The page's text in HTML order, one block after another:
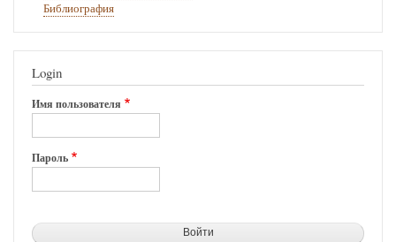
Библиография
Login
Имя пользователя
Пароль